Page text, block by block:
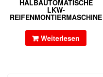
HALBAUTOMATISCHE
LKW-
REIFENMONTIERMASCHINE
Weiterlesen